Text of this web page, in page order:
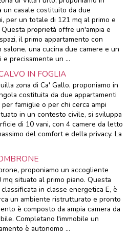
un casale costituito da due
per un totale di 121 mq al primo e
proprietà offre un'ampia e
il primo appartamento con
una cucina due camere e un
precisamente un ...
IN FOGLIA
zona di Ca' Gallo, proponiamo in
costituita da due appartamenti
famiglie o per chi cerca ampi
in un contesto civile, si sviluppa
di 10 vani, con 4 camere da letto
del comfort e della privacy. La
proponiamo un accogliente
situato al primo piano. Questa
in classe energetica E, è
un ambiente ristrutturato e pronto
è composto da ampia camera da
Completano l'immobile un
è autonomo ...